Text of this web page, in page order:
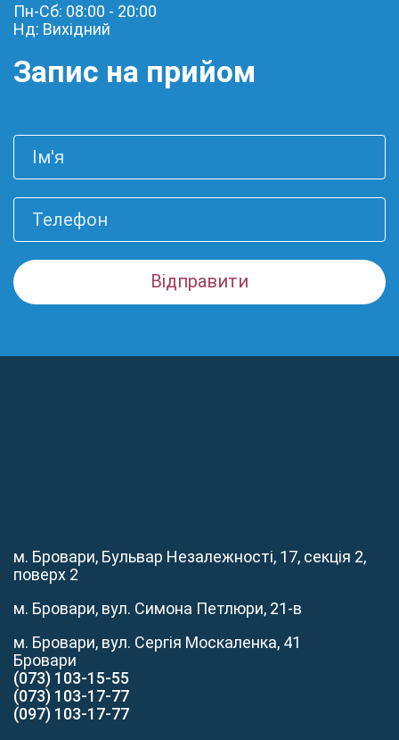
Пн-Сб: 08:00 - 20:00
Нд: Вихідний
Запис на прийом
м. Бровари, Бульвар Незалежності, 17, секція 2,
поверх 2
м. Бровари, вул. Симона Петлюри, 21-в
м. Бровари, вул. Сергія Москаленка, 41
Бровари
(073) 103-15-55
(073) 103-17-77
(097) 103-17-77